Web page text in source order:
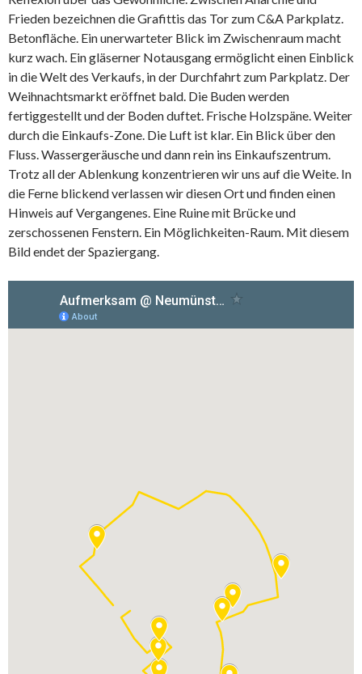
Frieden bezeichnen die Grafittis das Tor zum C&A Parkplatz.
Betonfläche. Ein unerwarteter Blick im Zwischenraum macht
kurz wach. Ein gläserner Notausgang ermöglicht einen Einblick
in die Welt des Verkaufs, in der Durchfahrt zum Parkplatz. Der
Weihnachtsmarkt eröffnet bald. Die Buden werden
fertiggestellt und der Boden duftet. Frische Holzspäne. Weiter
durch die Einkaufs-Zone. Die Luft ist klar. Ein Blick über den
Fluss. Wassergeräusche und dann rein ins Einkaufszentrum.
Trotz all der Ablenkung konzentrieren wir uns auf die Weite. In
die Ferne blickend verlassen wir diesen Ort und finden einen
Hinweis auf Vergangenes. Eine Ruine mit Brücke und
zerschossenen Fenstern. Ein Möglichkeiten-Raum. Mit diesem
Bild endet der Spaziergang.